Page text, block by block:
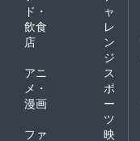
ド・
飲食
店
ャ
レ
ン
ジ
アニ
メ・
漫画
ス
ポ
ー
ツ
ファ
映